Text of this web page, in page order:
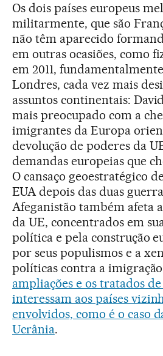
Os dois países europeus
militarmente, que são
não têm aparecido
em outras ocasiões, como
em 2011,
Londres, cada vez mais
assuntos continentais:
mais preocupado com a
imigrantes da Europa
devolução de poderes da
demandas europeias que
O cansaço geoestratégico
EUA depois das duas
Afeganistão também afeta
da UE, concentrados em
política e pela construção
por seus populismos e a
políticas contra a
ampliações e os tratados de
interessam aos países
envolvidos, como é o caso
Ucrânia.